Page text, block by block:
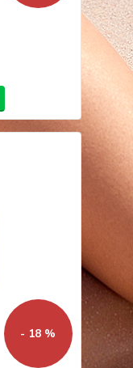
- 18 %